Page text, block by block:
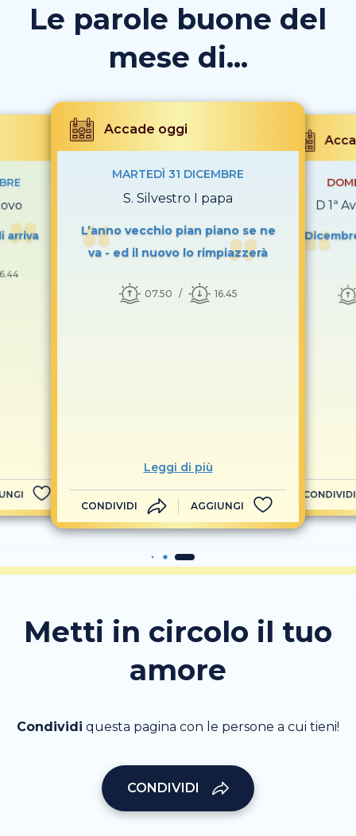
Le parole buone del
mese di...
arriva
Accade oggi
MARTEDÌ 31 DICEMBRE
S. Silvestro I papa
L’anno vecchio pian piano se ne
va - ed il nuovo lo rimpiazzerà
07.50 16.45
Leggi di più
CONDIVIDI AGGIUNGI
D 1ª
CONDIVIDI
Metti in circolo il tuo
amore
Condividi questa pagina con le persone a cui tieni!
CONDIVIDI